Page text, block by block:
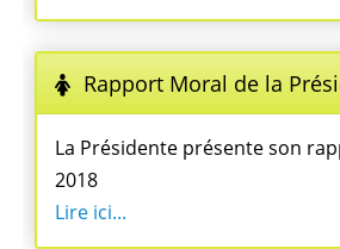
Rapport Moral de la
La Présidente présente son
2018
Lire ici...